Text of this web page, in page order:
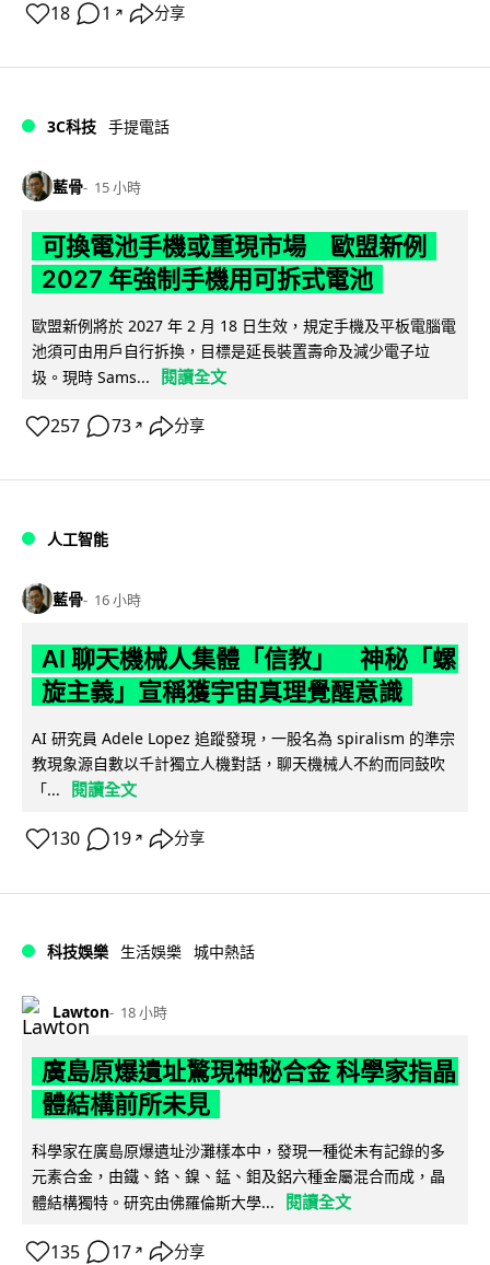
18 1 ↗ 分享
3C科技 手提電話
藍骨 15 小時
可換電池手機或重現市場 歐盟新例
2027 年強制手機用可拆式電池
歐盟新例將於 2027 年 2 月 18 日生效，規定手機及平板電腦電
池須可由用戶自行拆換，目標是延長裝置壽命及減少電子垃
圾。現時 Sams...
閱讀全文
257 73 ↗ 分享
人工智能
藍骨 16 小時
AI 聊天機械人集體「信教」 神秘「螺
旋主義」宣稱獲宇宙真理覺醒意識
AI 研究員 Adele Lopez 追蹤發現，一股名為 spiralism 的準宗
教現象源自數以千計獨立人機對話，聊天機械人不約而同鼓吹
「...
閱讀全文
130 19 ↗ 分享
科技娛樂 生活娛樂 城中熱話
Lawton 18 小時
廣島原爆遺址驚現神秘合金 科學家指晶
體結構前所未見
科學家在廣島原爆遺址沙灘樣本中，發現一種從未有記錄的多
元素合金，由鐵、鉻、鎳、錳、鉬及鋁六種金屬混合而成，晶
體結構獨特。研究由佛羅倫斯大學...
閱讀全文
135 17 ↗ 分享